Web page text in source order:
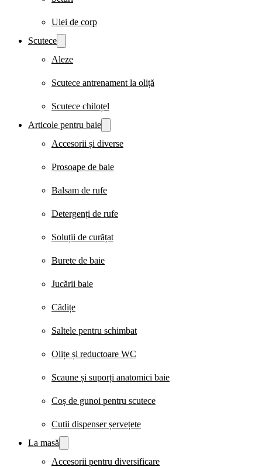
Ulei de corp
Scutece
Aleze
Scutece antrenament la oliță
Scutece chiloțel
Articole pentru baie
Accesorii și diverse
Prosoape de baie
Balsam de rufe
Detergenți de rufe
Soluții de curățat
Burete de baie
Jucării baie
Cădițe
Saltele pentru schimbat
Olițe și reductoare WC
Scaune și suporți anatomici baie
Coș de gunoi pentru scutece
Cutii dispenser șervețete
La masă
Accesorii pentru diversificare